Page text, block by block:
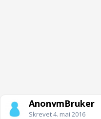
AnonymBruker
Skrevet4. mai 2016